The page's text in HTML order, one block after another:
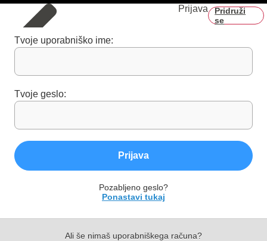
Prijava
Pridruži
se
Tvoje uporabniško ime:
Tvoje geslo:
Prijava
Pozabljeno geslo?
Ponastavi tukaj
Ali še nimaš uporabniškega računa?